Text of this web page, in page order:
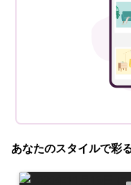
あなたのスタイルで